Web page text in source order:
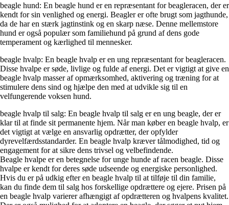
beagle hund: En beagle hund er en repræsentant for beagleracen, der er
kendt for sin venlighed og energi. Beagler er ofte brugt som jagthunde,
da de har en stærk jagtinstink og en skarp næse. Denne mellemstore
hund er også populær som familiehund på grund af dens gode
temperament og kærlighed til mennesker.
beagle hvalp: En beagle hvalp er en ung repræsentant for beagleracen.
Disse hvalpe er søde, livlige og fulde af energi. Det er vigtigt at give en
beagle hvalp masser af opmærksomhed, aktivering og træning for at
stimulere dens sind og hjælpe den med at udvikle sig til en
velfungerende voksen hund.
beagle hvalp til salg: En beagle hvalp til salg er en ung beagle, der er
klar til at finde sit permanente hjem. Når man køber en beagle hvalp, er
det vigtigt at vælge en ansvarlig opdrætter, der opfylder
dyrevelfærdsstandarder. En beagle hvalp kræver tålmodighed, tid og
engagement for at sikre dens trivsel og velbefindende.
Beagle hvalpe er en betegnelse for unge hunde af racen beagle. Disse
hvalpe er kendt for deres søde udseende og energiske personlighed.
Hvis du er på udkig efter en beagle hvalp til at tilføje til din familie,
kan du finde dem til salg hos forskellige opdrættere og ejere. Prisen på
en beagle hvalp varierer afhængigt af opdrætteren og hvalpens kvalitet.